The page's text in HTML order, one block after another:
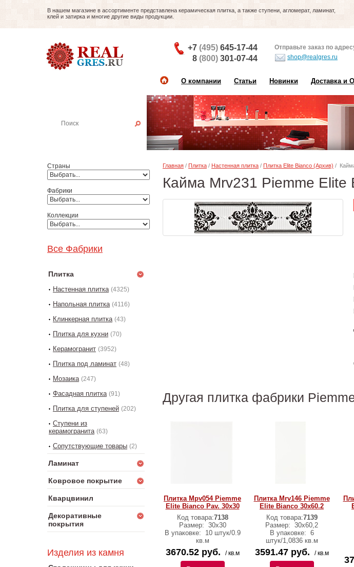
В нашем магазине в ассортименте представлена керамическая плитка, а также ступени, агломерат, ламинат,
клей и затирка и многие другие виды продукции.
+7 (495) 645-17-44
8 (800) 301-07-44
Отправьте заказ по
shop@realgres.ru
О компании Статьи Новинки Доставка и
Страны
Фабрики
Коллекции
Все Фабрики
Плитка
Настенная плитка (4325)
Напольная плитка (4116)
Клинкерная плитка (43)
Плитка для кухни (70)
Керамогранит (3952)
Плитка под ламинат (48)
Мозаика (247)
Фасадная плитка (91)
Плитка для ступеней (202)
Ступени из
керамогранита (63)
Сопутствующие товары (2)
Ламинат
Ковровое покрытие
Кварцвинил
Декоративные
покрытия
Изделия из камня
Главная / Плитка / Настенная плитка / Плитка Elite Bianco (Архив) /
Кайма Mrv231 Piemme Elite
Другая плитка фабрики
Плитка Mpv054 Piemme
Elite Bianco Pav. 30x30
Код товара:7138
Размер: 30x30
В упаковке:
10 штук/0.9
кв.м
3670.52 руб. / кв.м
Плитка Mrv146 Piemme
Elite Bianco 30x60.2
Код товара:7139
Размер: 30x60,2
В упаковке: 6
штук/1,0836 кв.м
3591.47 руб. / кв.м